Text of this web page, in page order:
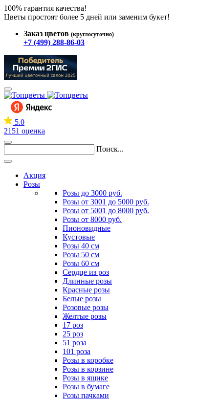
100% гарантия качества!
Цветы простоят более 5 дней или заменим букет!
Заказ цветов (круглосуточно)
+7 (499) 288-86-03
5.0
2151 оценка
Поиск...
Акция
Розы
Розы до 3000 руб.
Розы от 3001 до 5000 руб.
Розы от 5001 до 8000 руб.
Розы от 8000 руб.
Пионовидные
Кустовые
Розы 40 см
Розы 50 см
Розы 60 см
Сердце из роз
Длинные розы
Красные розы
Белые розы
Розовые розы
Желтые розы
17 роз
25 роз
51 роза
101 роза
Розы в коробке
Розы в корзине
Розы в ящике
Розы в бумаге
Розы пачками